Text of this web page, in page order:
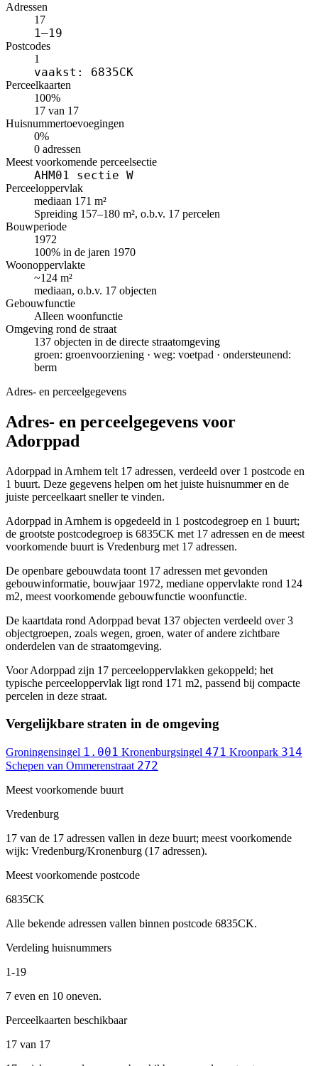
Adressen
17
1–19
Postcodes
1
vaakst: 6835CK
Perceelkaarten
100%
17 van 17
Huisnummertoevoegingen
0%
0 adressen
Meest voorkomende perceelsectie
AHM01 sectie W
Perceeloppervlak
mediaan 171 m²
Spreiding 157–180 m², o.b.v. 17 percelen
Bouwperiode
1972
100% in de jaren 1970
Woonoppervlakte
~124 m²
mediaan, o.b.v. 17 objecten
Gebouwfunctie
Alleen woonfunctie
Omgeving rond de straat
137 objecten in de directe straatomgeving
groen: groenvoorziening · weg: voetpad · ondersteunend:
berm
Adres- en perceelgegevens
Adres- en perceelgegevens voor
Adorppad
Adorppad in Arnhem telt 17 adressen, verdeeld over 1 postcode en
1 buurt. Deze gegevens helpen om het juiste huisnummer en de
juiste perceelkaart sneller te vinden.
Adorppad in Arnhem is opgedeeld in 1 postcodegroep en 1 buurt;
de grootste postcodegroep is 6835CK met 17 adressen en de meest
voorkomende buurt is Vredenburg met 17 adressen.
De openbare gebouwdata toont 17 adressen met gevonden
gebouwinformatie, bouwjaar 1972, mediane oppervlakte rond 124
m2, meest voorkomende gebouwfunctie woonfunctie.
De kaartdata rond Adorppad bevat 137 objecten verdeeld over 3
objectgroepen, zoals wegen, groen, water of andere zichtbare
onderdelen van de straatomgeving.
Voor Adorppad zijn 17 perceeloppervlakken gekoppeld; het
typische perceeloppervlak ligt rond 171 m2, passend bij compacte
percelen in deze straat.
Vergelijkbare straten in de omgeving
Groningensingel 1.001 Kronenburgsingel 471 Kroonpark 314
Schepen van Ommerenstraat 272
Meest voorkomende buurt
Vredenburg
17 van de 17 adressen vallen in deze buurt; meest voorkomende
wijk: Vredenburg/Kronenburg (17 adressen).
Meest voorkomende postcode
6835CK
Alle bekende adressen vallen binnen postcode 6835CK.
Verdeling huisnummers
1-19
7 even en 10 oneven.
Perceelkaarten beschikbaar
17 van 17